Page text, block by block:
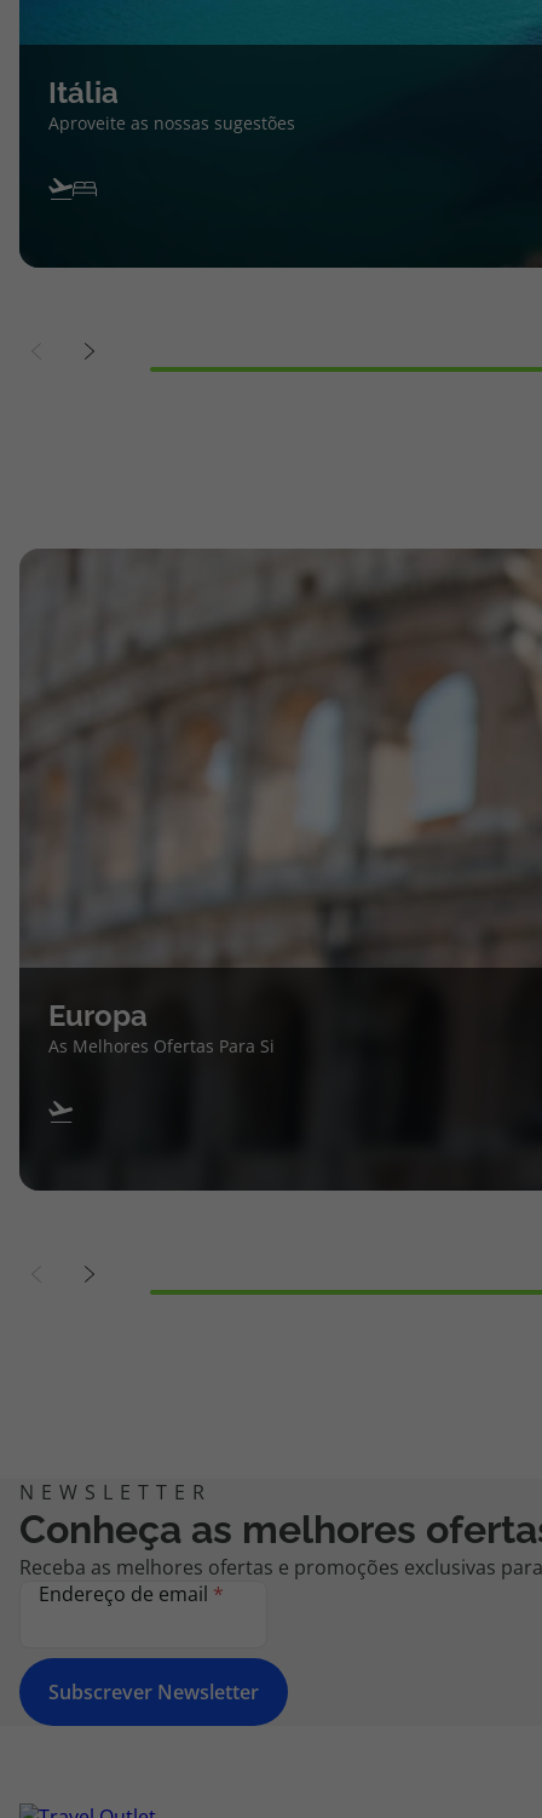
Itália
Aproveite as nossas sugestões
Europa
As Melhores Ofertas Para Si
Conheça as melhores
Receba as melhores ofertas e promoções exclusivas
Endereço de email *
Subscrever Newsletter